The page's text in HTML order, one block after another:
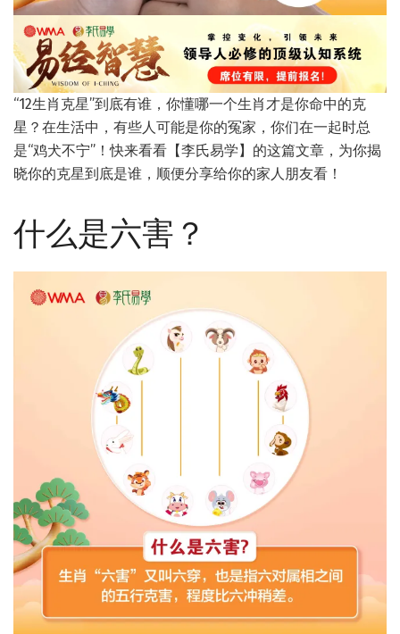
“12生肖克星”到底有谁，你懂哪一个生肖才是你命中的克
星？在生活中，有些人可能是你的冤家，你们在一起时总
是“鸡犬不宁”！快来看看【李氏易学】的这篇文章，为你揭
晓你的克星到底是谁，顺便分享给你的家人朋友看！
什么是六害？